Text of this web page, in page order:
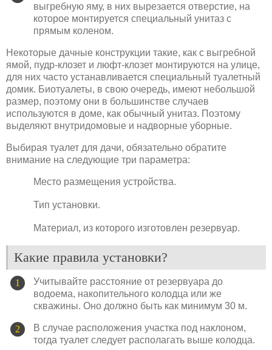
выгребную яму, в них вырезается отверстие, на
которое монтируется специальный унитаз с
прямым коленом.
Некоторые дачные конструкции такие, как с выгребной
ямой, пудр-клозет и люфт-клозет монтируются на улице,
для них часто устанавливается специальный туалетный
домик. Биотуалеты, в свою очередь, имеют небольшой
размер, поэтому они в большинстве случаев
используются в доме, как обычный унитаз. Поэтому
выделяют внутридомовые и надворные уборные.
Выбирая туалет для дачи, обязательно обратите
внимание на следующие три параметра:
Место размещения устройства.
Тип установки.
Материал, из которого изготовлен резервуар.
Какие правила установки?
Учитывайте расстояние от резервуара до
водоема, накопительного колодца или же
скважины. Оно должно быть как минимум 30 м.
В случае расположения участка под наклоном,
тогда туалет следует располагать выше колодца.